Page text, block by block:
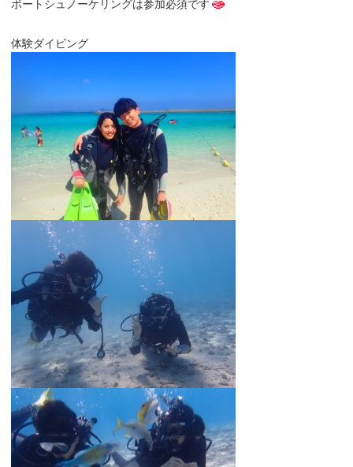
ボートシュノーケリングは参加必須です
体験ダイビング